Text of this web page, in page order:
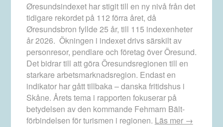
Øresundsindexet har stigit till en ny nivå från det
tidigare rekordet på 112 förra året, då
Øresundsbron fyllde 25 år, till 115 indexenheter
år 2026. Ökningen i indexet drivs särskilt av
personresor, pendlare och företag över Öresund.
Det bidrar till att göra Öresundsregionen till en
starkare arbetsmarknadsregion. Endast en
indikator har gått tillbaka – danska fritidshus i
Skåne. Årets tema i rapporten fokuserar på
betydelsen av den kommande Fehmarn Bält-
förbindelsen för turismen i regionen. Läs mer →